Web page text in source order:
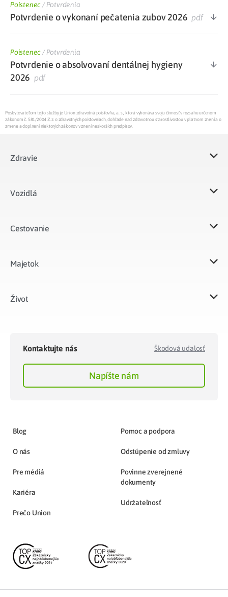
Poistenec/Potvrdenia
Potvrdenie o vykonaní pečatenia zubov 2026 pdf
Poistenec/Potvrdenia
Potvrdenie o absolvovaní dentálnej hygieny
2026 pdf
Poskytovateľom tejto služby je Union zdravotná poisťovňa, a. s., ktorá vykonáva svoju činnosť v rozsahu určenom
zákonom č. 581/2004 Z.z. o zdravotných poisťovniach, dohľade nad zdravotnou starostlivosťou v platnom znení a o
zmene a doplnení niektorých zákonov v znení neskorších predpisov.
Zdravie
Vozidlá​
Cestovanie
Majetok​
Život​
Kontaktujte nás Škodová udalosť
Napíšte nám
Blog
O nás
Pre médiá
Kariéra
Prečo Union
Pomoc a podpora
Odstúpenie od zmluvy
Povinne zverejnené
dokumenty
Udržateľnosť